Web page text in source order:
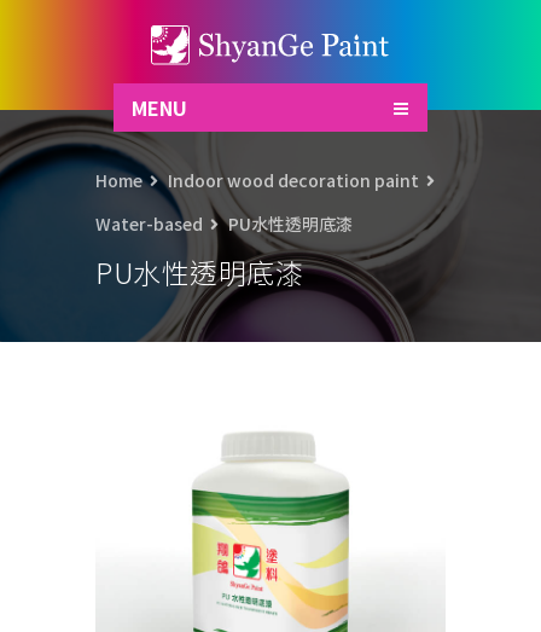
MENU
PU水性透明底漆
Home
Indoor wood decoration paint
Water-based
PU水性透明底漆